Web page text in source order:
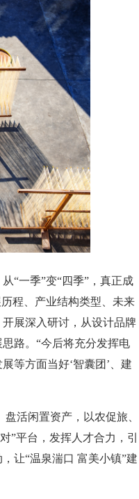
“一季”变“四季”，真正成
程、产业结构类型、未来
展深入研讨，从设计品牌
路。“今后将充分发挥电
等方面当好‘智囊团’、建
活闲置资产，以农促旅、
”平台，发挥人才合力，引
让“温泉湍口 富美小镇”建